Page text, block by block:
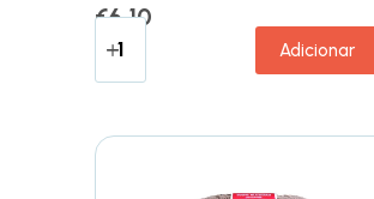
€6.10
Adicionar